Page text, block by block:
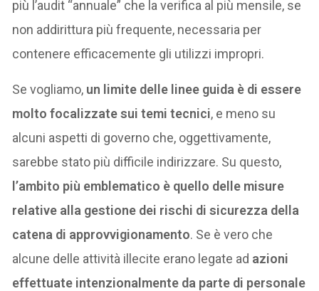
più l’audit “annuale” che la verifica al più mensile, se
non addirittura più frequente, necessaria per
contenere efficacemente gli utilizzi impropri.
Se vogliamo, un limite delle linee guida è di essere
molto focalizzate sui temi tecnici, e meno su
alcuni aspetti di governo che, oggettivamente,
sarebbe stato più difficile indirizzare. Su questo,
l’ambito più emblematico è quello delle misure
relative alla gestione dei rischi di sicurezza della
catena di approvvigionamento. Se è vero che
alcune delle attività illecite erano legate ad azioni
effettuate intenzionalmente da parte di personale